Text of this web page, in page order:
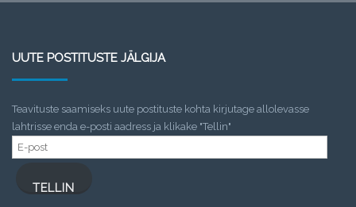
UUTE POSTITUSTE JÄLGIJA
Teavituste saamiseks uute postituste kohta kirjutage allolevasse
lahtrisse enda e-posti aadress ja klikake "Tellin"
E-
post
TELLIN